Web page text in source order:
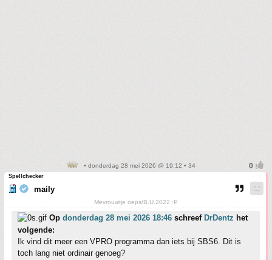
• donderdag 28 mei 2026 @ 19:12 • 34
Spellchecker
maily
Mevrouwtje oeps/B.U.2022 :P
Op donderdag 28 mei 2026 18:46 schreef DrDentz het
volgende:
Ik vind dit meer een VPRO programma dan iets bij SBS6. Dit is
toch lang niet ordinair genoeg?